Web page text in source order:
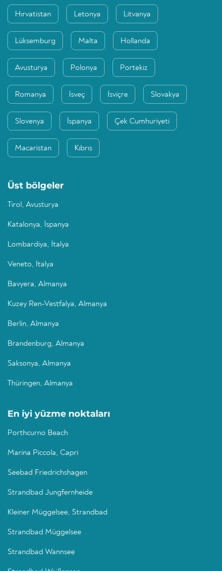
Hırvatistan Letonya Litvanya
Lüksemburg Malta Hollanda
Avusturya Polonya Portekiz
Romanya İsveç İsviçre Slovakya
Slovenya İspanya Çek Cumhuriyeti
Macaristan Kıbrıs
Üst bölgeler
Tirol, Avusturya
Katalonya, İspanya
Lombardiya, İtalya
Veneto, İtalya
Bavyera, Almanya
Kuzey Ren-Vestfalya, Almanya
Berlin, Almanya
Brandenburg, Almanya
Saksonya, Almanya
Thüringen, Almanya
En iyi yüzme noktaları
Porthcurno Beach
Marina Piccola, Capri
Seebad Friedrichshagen
Strandbad Jungfernheide
Kleiner Müggelsee, Strandbad
Strandbad Müggelsee
Strandbad Wannsee